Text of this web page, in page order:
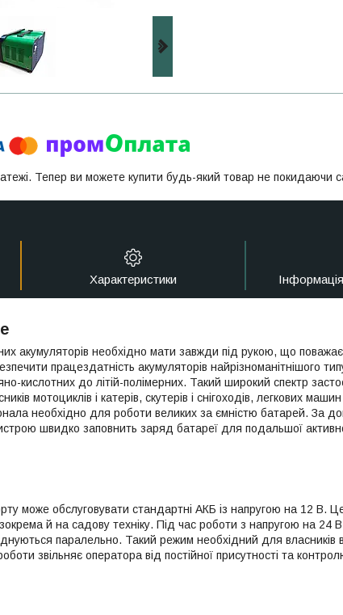
Тепер ви можете купити будь-який товар не покидаючи
Характеристики
акумуляторів необхідно мати завжди під рукою, що
працездатність акумуляторів найрізноманітнішого
кислотних до літій-полімерних. Такий широкий спектр
мотоциклів і катерів, скутерів і снігоходів, легкових машин
необхідно для роботи великих за ємністю батарей. За
швидко заповнить заряд батареї для подальшої
може обслуговувати стандартні АКБ із напругою на 12 В.
й на садову техніку. Під час роботи з напругою на
паралельно. Такий режим необхідний для власників
звільняє оператора від постійної присутності та